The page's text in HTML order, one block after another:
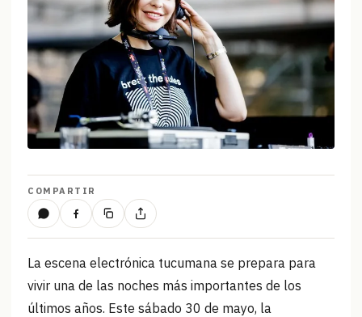
COMPARTIR
La escena electrónica tucumana se prepara para
vivir una de las noches más importantes de los
últimos años. Este sábado 30 de mayo, la